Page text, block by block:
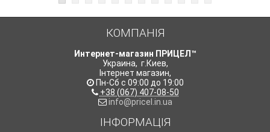
КОМПАНІЯ
Интернет-магазин ПРИЦЕЛ™
Украина, г.Киев,
Інтернет магазин,
Пн-Сб с 09:00 до 19:00
+38 (067) 407-08-50
info@pricel.in.ua
ІНФОРМАЦІЯ